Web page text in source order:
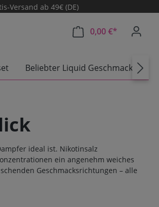
Versand ab 49€ (DE)
0,00 €*
Beliebter Liquid Geschmack
ideal ist. Nikotinsalz
ein angenehm weiches
Geschmacksrichtungen – alle